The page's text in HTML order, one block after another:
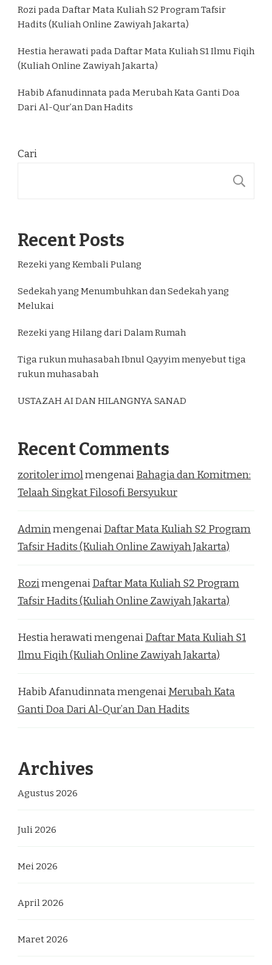
RozipadaDaftar Mata Kuliah S2 Program Tafsir
Hadits (Kuliah Online Zawiyah Jakarta)
Hestia herawatipadaDaftar Mata Kuliah S1 Ilmu Fiqih
(Kuliah Online Zawiyah Jakarta)
Habib AfanudinnatapadaMerubah Kata Ganti Doa
Dari Al-Qur’an Dan Hadits
Cari
Recent Posts
Rezeki yang Kembali Pulang
Sedekah yang Menumbuhkan dan Sedekah yang
Melukai
Rezeki yang Hilang dari Dalam Rumah
Tiga rukun muhasabah Ibnul Qayyim menyebut tiga
rukun muhasabah
USTAZAH AI DAN HILANGNYA SANAD
Recent Comments
zoritoler imolmengenaiBahagia dan Komitmen:
Telaah Singkat Filosofi Bersyukur
AdminmengenaiDaftar Mata Kuliah S2 Program
Tafsir Hadits (Kuliah Online Zawiyah Jakarta)
RozimengenaiDaftar Mata Kuliah S2 Program
Tafsir Hadits (Kuliah Online Zawiyah Jakarta)
Hestia herawatimengenaiDaftar Mata Kuliah S1
Ilmu Fiqih (Kuliah Online Zawiyah Jakarta)
Habib AfanudinnatamengenaiMerubah Kata
Ganti Doa Dari Al-Qur’an Dan Hadits
Archives
Agustus 2026
Juli 2026
Mei 2026
April 2026
Maret 2026